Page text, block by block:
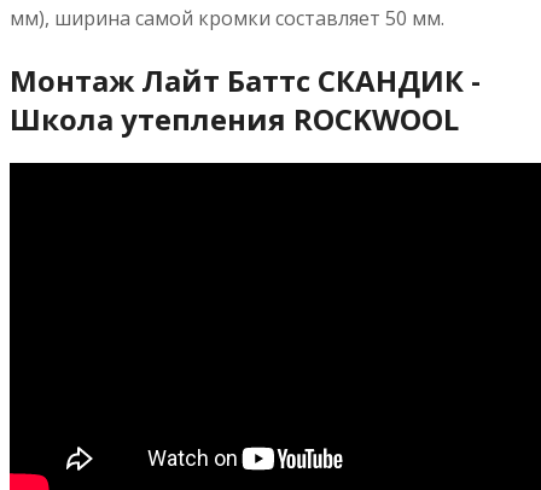
мм), ширина самой кромки составляет 50 мм.
Монтаж Лайт Баттс СКАНДИК -
Школа утепления ROCKWOOL